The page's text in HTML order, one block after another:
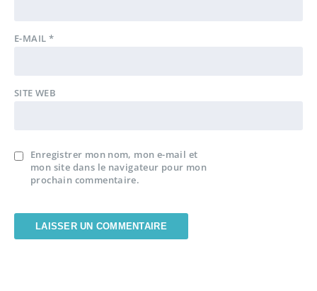
E-MAIL *
SITE WEB
Enregistrer mon nom, mon e-mail et
mon site dans le navigateur pour mon
prochain commentaire.